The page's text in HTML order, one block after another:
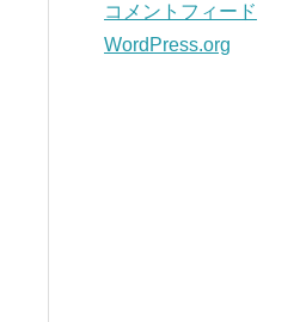
コメントフィード
WordPress.org